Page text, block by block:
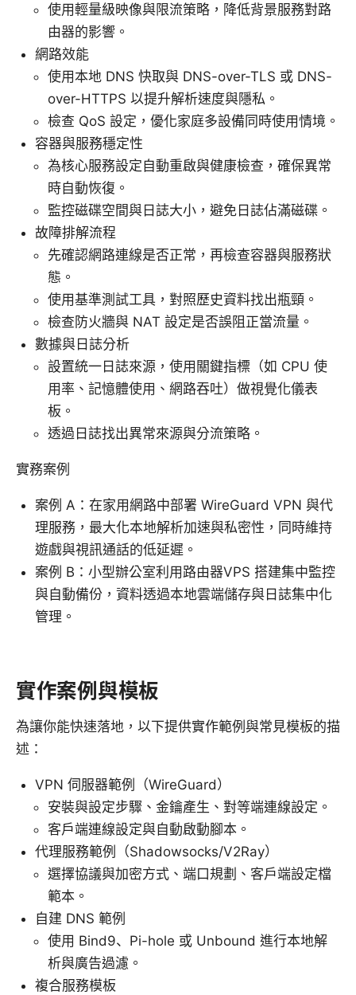
使用輕量級映像與限流策略，降低背景服務對路
由器的影響。
網路效能
使用本地 DNS 快取與 DNS-over-TLS 或 DNS-
over-HTTPS 以提升解析速度與隱私。
檢查 QoS 設定，優化家庭多設備同時使用情境。
容器與服務穩定性
為核心服務設定自動重啟與健康檢查，確保異常
時自動恢復。
監控磁碟空間與日誌大小，避免日誌佔滿磁碟。
故障排解流程
先確認網路連線是否正常，再檢查容器與服務狀
態。
使用基準測試工具，對照歷史資料找出瓶頸。
檢查防火牆與 NAT 設定是否誤阻正當流量。
數據與日誌分析
設置統一日誌來源，使用關鍵指標（如 CPU 使
用率、記憶體使用、網路吞吐）做視覺化儀表
板。
透過日誌找出異常來源與分流策略。
實務案例
案例 A：在家用網路中部署 WireGuard VPN 與代
理服務，最大化本地解析加速與私密性，同時維持
遊戲與視訊通話的低延遲。
案例 B：小型辦公室利用路由器VPS 搭建集中監控
與自動備份，資料透過本地雲端儲存與日誌集中化
管理。
實作案例與模板
為讓你能快速落地，以下提供實作範例與常見模板的描
述：
VPN 伺服器範例（WireGuard）
安裝與設定步驟、金鑰產生、對等端連線設定。
客戶端連線設定與自動啟動腳本。
代理服務範例（Shadowsocks/V2Ray）
選擇協議與加密方式、端口規劃、客戶端設定檔
範本。
自建 DNS 範例
使用 Bind9、Pi-hole 或 Unbound 進行本地解
析與廣告過濾。
複合服務模板